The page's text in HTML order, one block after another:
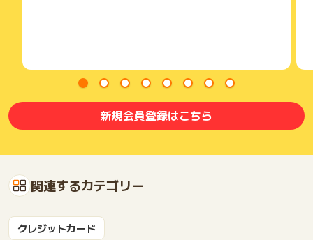
新規会員登録はこちら
関連するカテゴリー
クレジットカード